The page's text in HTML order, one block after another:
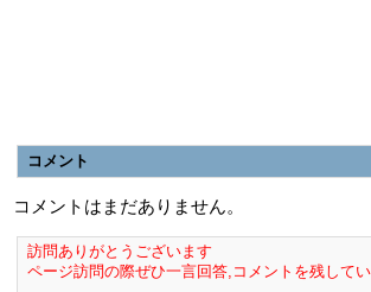
コメント
コメントはまだありません。
訪問ありがとうございます
ページ訪問の際ぜひ一言回答,コメントを残して